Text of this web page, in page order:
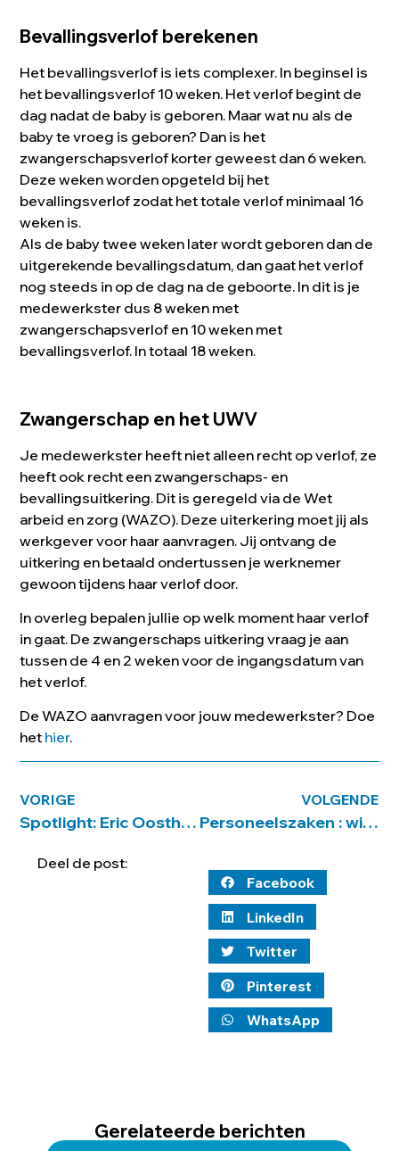
Bevallingsverlof berekenen
Het bevallingsverlof is iets complexer. In beginsel is
het bevallingsverlof 10 weken. Het verlof begint de
dag nadat de baby is geboren. Maar wat nu als de
baby te vroeg is geboren? Dan is het
zwangerschapsverlof korter geweest dan 6 weken.
Deze weken worden opgeteld bij het
bevallingsverlof zodat het totale verlof minimaal 16
weken is.
Als de baby twee weken later wordt geboren dan de
uitgerekende bevallingsdatum, dan gaat het verlof
nog steeds in op de dag na de geboorte. In dit is je
medewerkster dus 8 weken met
zwangerschapsverlof en 10 weken met
bevallingsverlof. In totaal 18 weken.
Zwangerschap en het UWV
Je medewerkster heeft niet alleen recht op verlof, ze
heeft ook recht een zwangerschaps- en
bevallingsuitkering. Dit is geregeld via de Wet
arbeid en zorg (WAZO). Deze uiterkering moet jij als
werkgever voor haar aanvragen. Jij ontvang de
uitkering en betaald ondertussen je werknemer
gewoon tijdens haar verlof door.
In overleg bepalen jullie op welk moment haar verlof
in gaat. De zwangerschaps uitkering vraag je aan
tussen de 4 en 2 weken voor de ingangsdatum van
het verlof.
De WAZO aanvragen voor jouw medewerkster? Doe
het hier.
VORIGE
Spotlight: Eric Oosthoek
VOLGENDE
Personeelszaken : wijzigingen arbeidsrecht 2020
Deel de post:
Facebook
LinkedIn
Twitter
Pinterest
WhatsApp
Gerelateerde berichten